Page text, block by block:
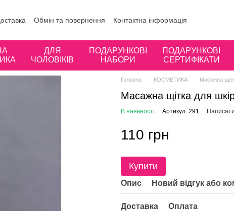
Обмін та повернення
Контактна інформація
ДЛЯ
ЧОЛОВІКІВ
ПОДАРУНКОВІ
НАБОРИ
ПОДАРУНКОВІ
СЕРТИФІКАТИ
Головна КОСМЕТИКА Масажна
Масажна щітка для
В наявності Артикул: 291 Написати
110 грн
Купити
Опис Новий відгук або
Доставка Оплата